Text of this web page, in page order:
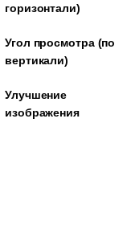
горизонтали)
Угол просмотра (по
вертикали)
Улучшение
изображения